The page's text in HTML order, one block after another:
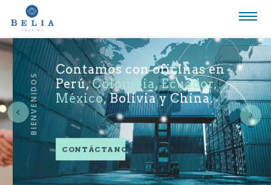
BIENVENIDOS
Contamos con oficinas en
Perú,Colombia, Ecuador,
México,Bolivia y China.
CONTÁCTANOS